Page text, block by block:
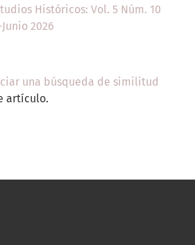
Históricos: Vol. 5 Núm. 10
2026
una búsqueda de similitud
artículo.